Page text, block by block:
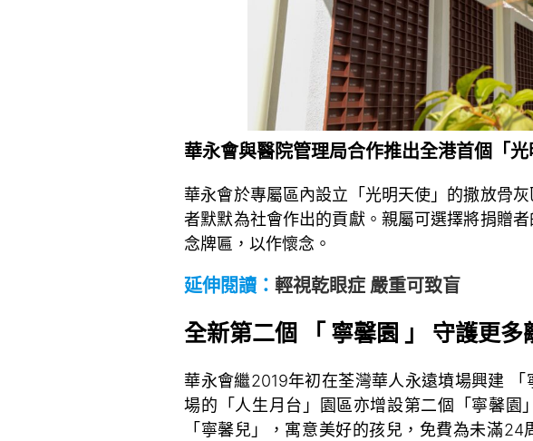
華永會與醫院管理局合作推出全港首個「
華永會於專屬區內設立「光明天使」的撒放骨
者默默為社會作出的貢獻。親屬可選擇將捐贈
念牌匾，以作懷念。
延伸閱讀：輕視乾眼症 嚴重可致盲
全新第二個 「 寧馨園 」 守護更多
華永會繼2019年初在荃灣華人永遠墳場興建
場的「人生月台」園區亦增設第二個「寧馨園
「寧馨兒」，寓意美好的孩兒，免費為未滿